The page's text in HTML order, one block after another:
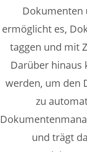
Dokumenten
ermöglicht es,
taggen und mit
Darüber
werden, um den
zu
und trägt